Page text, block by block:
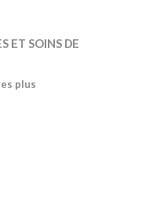
ET SOINS DE
plus